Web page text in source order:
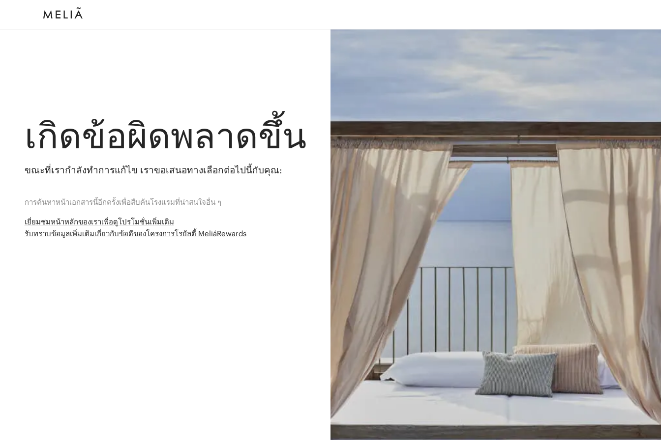
เกิดข้อผิดพลาดขึ้น
ขณะที่เรากำลังทำการแก้ไข เราขอเสนอทางเลือกต่อไปนี้กับคุณ:
การค้นหาหน้าเอกสารนี้อีกครั้งเพื่อสืบค้นโรงแรมที่น่าสนใจอื่น ๆ
เยี่ยมชมหน้าหลักของเราเพื่อดูโปรโมชั่นเพิ่มเติม
รับทราบข้อมูลเพิ่มเติมเกี่ยวกับข้อดีของโครงการโรยัลตี้ MeliáRewards